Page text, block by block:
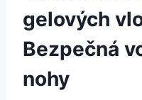
⁤gelových
⁣Bezpečná
nohy